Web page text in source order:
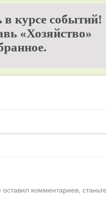
в курсе событий!
«Хозяйство»
комментариев,